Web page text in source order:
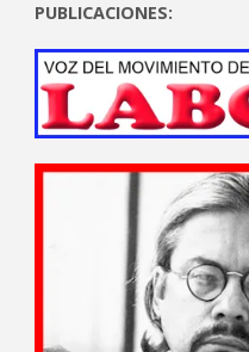
PUBLICACIONES: